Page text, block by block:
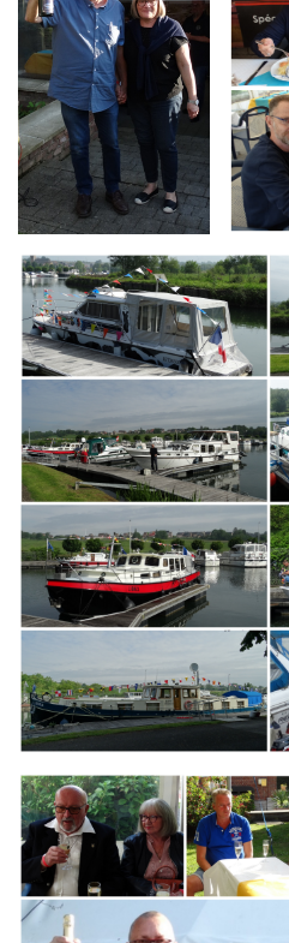
Branding
ARMCHAIR
Branding
ARMCHAIR